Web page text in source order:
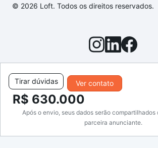
Ver contato
Tirar dúvidas
R$ 630.000
Após o envio, seus dados serão compartilhados
parceira anunciante.
© 2026 Loft. Todos os direitos reservados.